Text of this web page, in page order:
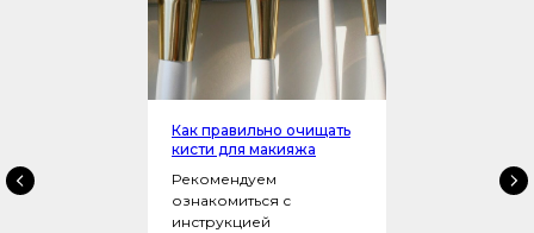
Как правильно очищать
кисти для макияжа
Рекомендуем
ознакомиться с
инструкцией